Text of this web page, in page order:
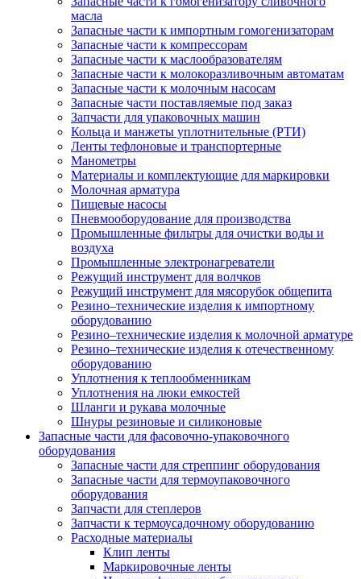
масла
Запасные части к импортным гомогенизаторам
Запасные части к компрессорам
Запасные части к маслообразователям
Запасные части к молокоразливочным автоматам
Запасные части к молочным насосам
Запасные части поставляемые под заказ
Запчасти для упаковочных машин
Кольца и манжеты уплотнительные (РТИ)
Ленты тефлоновые и транспортерные
Манометры
Материалы и комплектующие для маркировки
Молочная арматура
Пищевые насосы
Пневмооборудование для производства
Промышленные фильтры для очистки воды и
воздуха
Промышленные электронагреватели
Режущий инструмент для волчков
Режущий инструмент для мясорубок общепита
Резино–технические изделия к импортному
оборудованию
Резино–технические изделия к молочной арматуре
Резино–технические изделия к отечественному
оборудованию
Уплотнения к теплообменникам
Уплотнения на люки емкостей
Шланги и рукава молочные
Шнуры резиновые и силиконовые
Запасные части для фасовочно-упаковочного
оборудования
Запасные части для стреппинг оборудования
Запасные части для термоупаковочного
оборудования
Запчасти для степлеров
Запчасти к термоусадочному оборудованию
Расходные материалы
Клип ленты
Маркировочные ленты